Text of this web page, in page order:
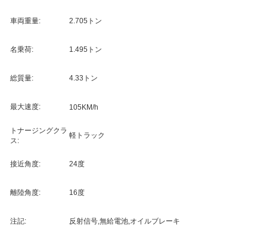
車両重量: 2.705トン
名乗荷: 1.495トン
総質量: 4.33トン
最大速度: 105KM/h
トナージングクラ
ス:
軽トラック
接近角度: 24度
離陸角度: 16度
注記: 反射信号,無給電池,オイルブレーキ